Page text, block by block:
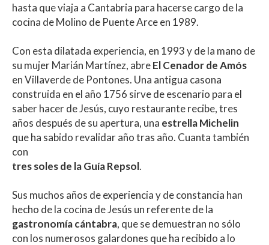
hasta que viaja a Cantabria para hacerse cargo de la
cocina de Molino de Puente Arce en 1989.
Con esta dilatada experiencia, en 1993 y de la mano de
su mujer Marián Martínez, abreEl Cenador de Amós
en Villaverde de Pontones. Una antigua casona
construida en el año 1756 sirve de escenario para el
saber hacer de Jesús, cuyo restaurante recibe, tres
años después de su apertura, una estrella Michelin
que ha sabido revalidar año tras año. Cuanta también
con
tres soles de la Guía Repsol.
Sus muchos años de experiencia y de constancia han
hecho de la cocina de Jesús un referente de la
gastronomía cántabra, que se demuestran no sólo
con los numerosos galardones que ha recibido a lo